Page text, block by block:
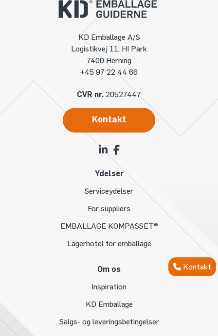
Kontakt
KD Emballage A/S
Logistikvej 11, HI Park
7400 Herning
+45 97 22 44 66
CVR nr. 20527447
Kontakt
Ydelser
Serviceydelser
For suppliers
EMBALLAGE KOMPASSET®
Lagerhotel for emballage
Om os
Inspiration
KD Emballage
Salgs- og leveringsbetingelser